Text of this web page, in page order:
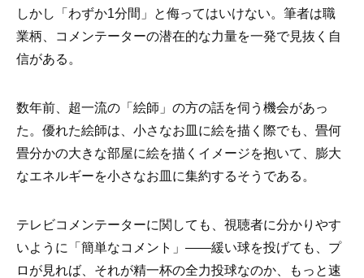
しかし「わずか1分間」と侮ってはいけない。筆者は職
業柄、コメンテーターの潜在的な力量を一発で見抜く自
信がある。
数年前、超一流の「絵師」の方の話を伺う機会があっ
た。優れた絵師は、小さなお皿に絵を描く際でも、畳何
畳分かの大きな部屋に絵を描くイメージを抱いて、膨大
なエネルギーを小さなお皿に集約するそうである。
テレビコメンテーターに関しても、視聴者に分かりやす
いように「簡単なコメント」——緩い球を投げても、プ
ロが見れば、それが精一杯の全力投球なのか、もっと速